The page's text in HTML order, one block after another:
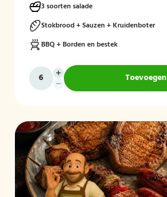
3 soorten salade
Stokbrood + Sauzen + Kruidenboter
BBQ + Borden en bestek
Toevoegen